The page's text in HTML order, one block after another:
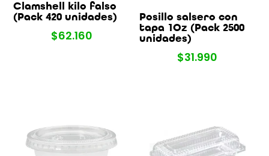
Clamshell kilo falso
(Pack 420 unidades)
$62.160
Posillo salsero con
tapa 1Oz (Pack 2500
unidades)
$31.990